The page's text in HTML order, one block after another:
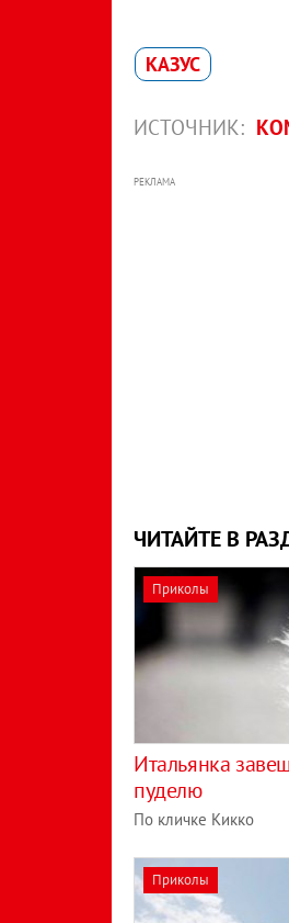
КАЗУС
ИСТОЧНИК:
РЕКЛАМА
ЧИТАЙТЕ В
Приколы
Итальянка
пуделю
По кличке Кикко
Приколы